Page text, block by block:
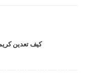
كيف تعدين